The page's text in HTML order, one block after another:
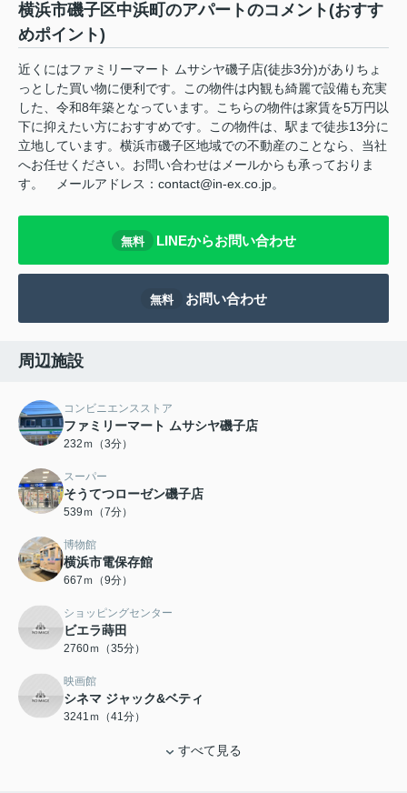
横浜市磯子区中浜町のアパートのコメント(おすす
めポイント)
近くにはファミリーマート ムサシヤ磯子店(徒歩3分)がありちょ
っとした買い物に便利です。この物件は内観も綺麗で設備も充実
した、令和8年築となっています。こちらの物件は家賃を5万円以
下に抑えたい方におすすめです。この物件は、駅まで徒歩13分に
立地しています。横浜市磯子区地域での不動産のことなら、当社
へお任せください。お問い合わせはメールからも承っておりま
す。 メールアドレス：contact@in-ex.co.jp。
無料 LINEからお問い合わせ
無料 お問い合わせ
周辺施設
コンビニエンスストア
ファミリーマート ムサシヤ磯子店
232ｍ（3分）
スーパー
そうてつローゼン磯子店
539ｍ（7分）
博物館
横浜市電保存館
667ｍ（9分）
ショッピングセンター
ビエラ蒔田
2760ｍ（35分）
映画館
シネマ ジャック&ベティ
3241ｍ（41分）
すべて見る